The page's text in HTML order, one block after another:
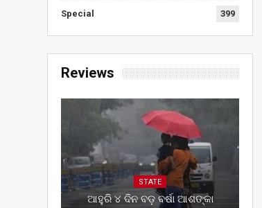
Special 399
Reviews
STATE
ଆହୁରି ୪ ଦିନ ବଡ଼ ବର୍ଷା ଆଶଙ୍କା